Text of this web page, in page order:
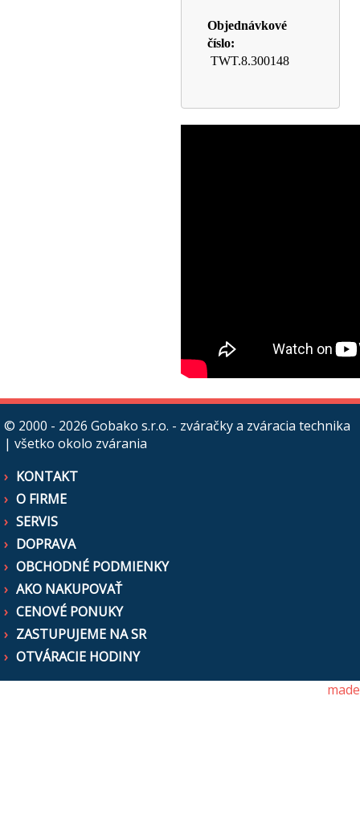
Objednávkové
číslo:
TWT.8.300148
© 2000 - 2026 Gobako s.r.o. - zváračky a zváracia technika
| všetko okolo zvárania
KONTAKT
O FIRME
SERVIS
DOPRAVA
OBCHODNÉ PODMIENKY
AKO NAKUPOVAŤ
CENOVÉ PONUKY
ZASTUPUJEME NA SR
OTVÁRACIE HODINY
made